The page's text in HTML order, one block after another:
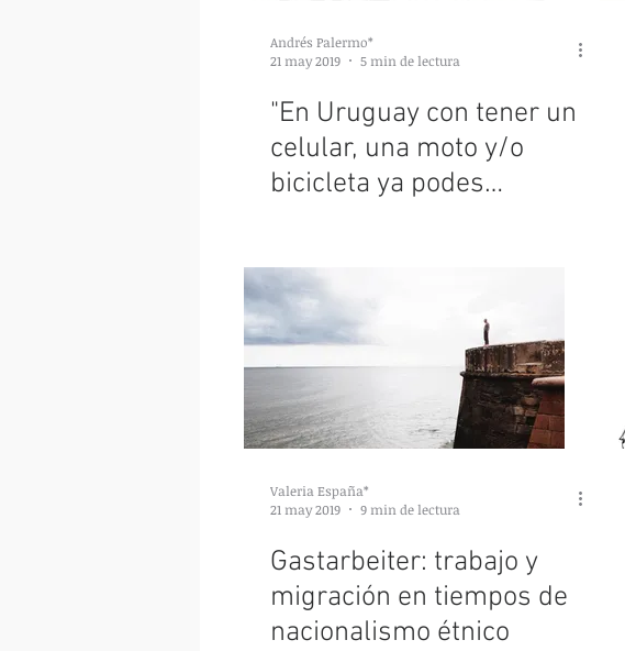
Andrés Palermo*
21 may 2019
5 min de lectura
"En Uruguay con tener un
celular, una moto y/o
bicicleta ya podes
Valeria España*
21 may 2019
9 min de lectura
Gastarbeiter: trabajo y
migración en tiempos de
nacionalismo étnico